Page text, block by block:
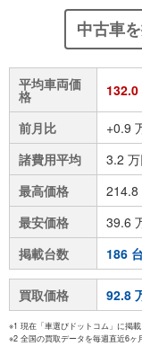
中古車
平均車両価
格 132.0
前月比
+0.9
諸費用平均
3.2
最高価格 214.8
最安価格 39.6
掲載台数 186 台
買取価格 92.8
※1 現在「車選びドットコム」に掲
※2 全国の買取データを毎週直近6ヶ